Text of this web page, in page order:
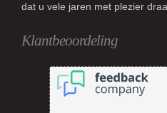
dat u vele jaren met plezier
Klantbeoordeling